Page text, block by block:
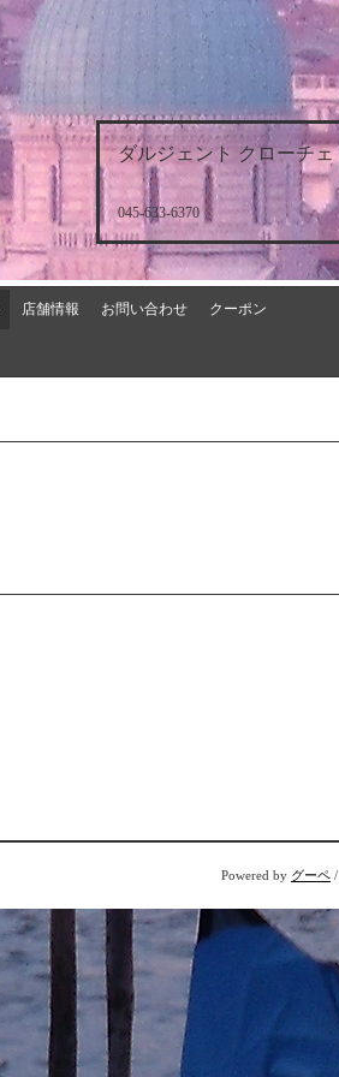
ダルジェント クローチェ
045-633-6370
店舗情報 お問い合わせ クーポン
Powered by グーペ /